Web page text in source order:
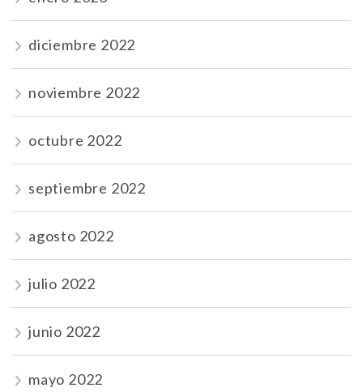
diciembre 2022
noviembre 2022
octubre 2022
septiembre 2022
agosto 2022
julio 2022
junio 2022
mayo 2022